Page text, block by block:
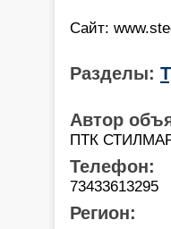
Сайт:
Разделы:
Автор
ПТК
Телефон:
73433613295
Регион: